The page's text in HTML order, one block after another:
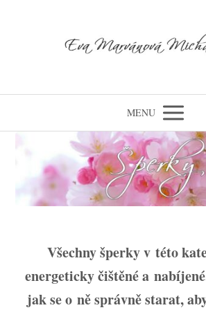
MENU
Všechny šperky v této
energeticky čištěné a
jak se o ně správně starat,